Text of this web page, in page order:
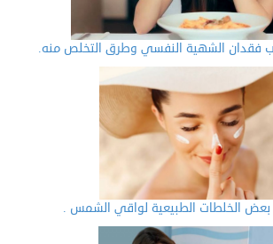
فقدان الشهية النفسي وطرق التخلص منه.
بعض الخلطات الطبيعية لواقي الشمس .